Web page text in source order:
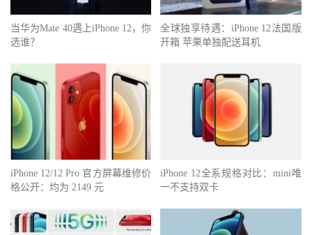
当华为Mate 40遇上iPhone 12，你
选谁？
全球独享待遇：iPhone 12法国版
开箱 苹果单独配送耳机
iPhone 12/12 Pro 官方屏幕维修价
格公开：均为 2149 元
iPhone 12全系规格对比：mini唯
一不支持双卡